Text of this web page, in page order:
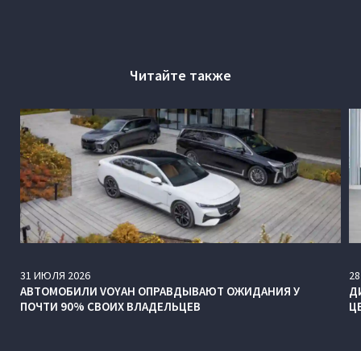
Читайте также
31 ИЮЛЯ 2026
АВТОМОБИЛИ VOYAH ОПРАВДЫВАЮТ ОЖИДАНИЯ У
ПОЧТИ 90% СВОИХ ВЛАДЕЛЬЦЕВ
28